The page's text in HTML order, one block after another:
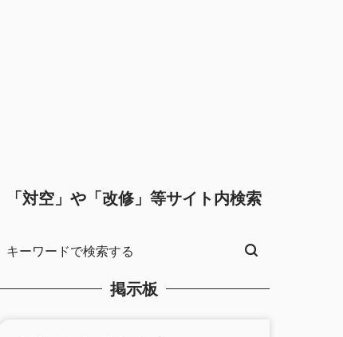
「対空」や「改修」等サイト内検索
掲示板